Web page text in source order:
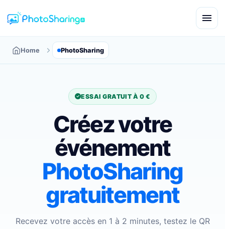
Home PhotoSharing
ESSAI GRATUIT À 0 €
Créez votre
événement
PhotoSharing
gratuitement
Recevez votre accès en 1 à 2 minutes, testez le QR